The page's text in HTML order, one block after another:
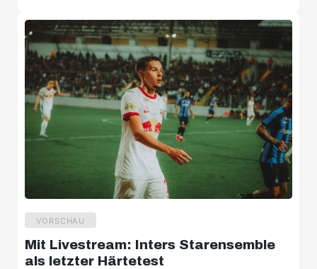
VORSCHAU
Mit Livestream: Inters Starensemble
als letzter Härtetest